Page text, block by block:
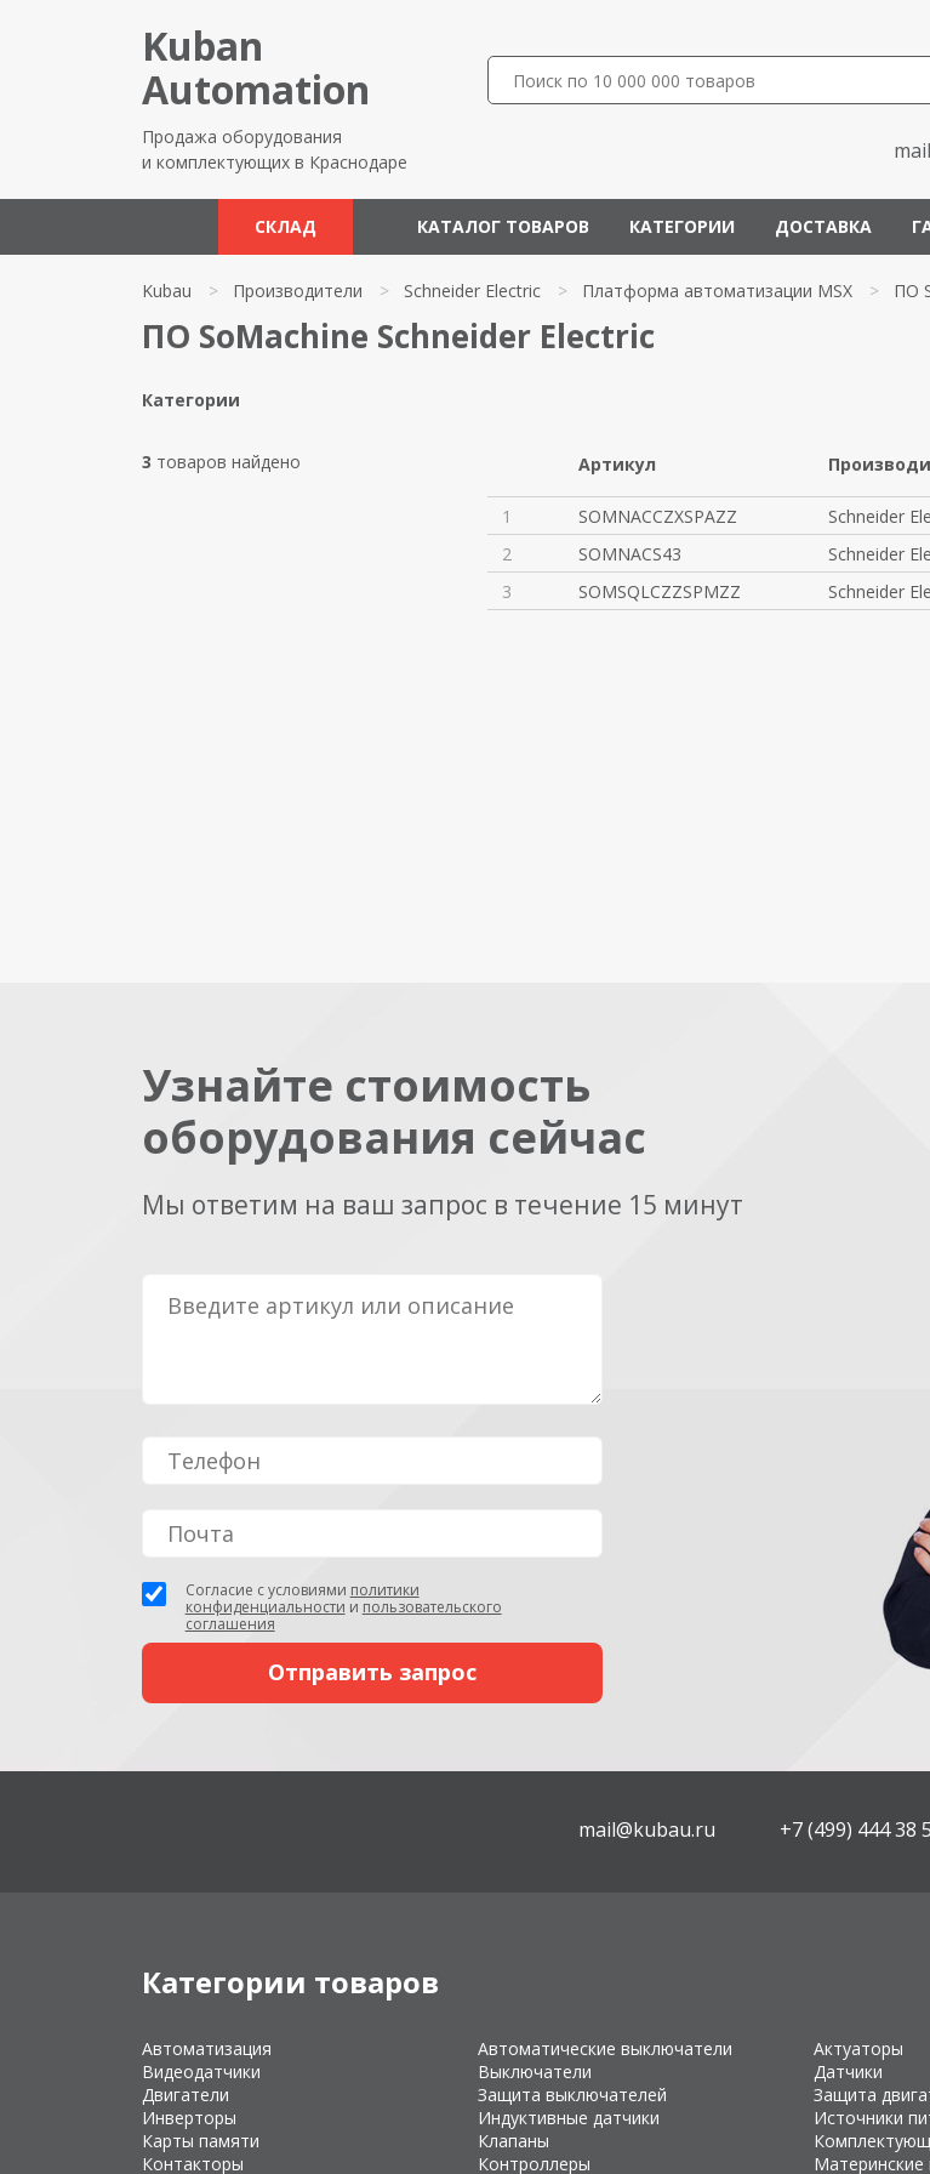
Kuban
Automation
Продажа оборудования
и комплектующих в Краснодаре
СКЛАД КАТАЛОГ ТОВАРОВ КАТЕГОРИИ ДОСТАВКА
Kubau > Производители > Schneider Electric > Платформа автоматизации MSX > ПО
ПО SoMachine Schneider Electric
Категории
3 товаров найдено Артикул
1 SOMNACCZXSPAZZ Schneider
2 SOMNACS43 Schneider
3 SOMSQLCZZSPMZZ Schneider
Узнайте стоимость
оборудования сейчас
Мы ответим на ваш запрос в течение 15 минут
Согласие с условиями политики
конфиденциальности и пользовательского
соглашения
mail@kubau.ru +7 (499) 444 38
Категории товаров
Автоматизация Автоматические выключатели Актуаторы
Видеодатчики
Выключатели Датчики
Двигатели
Защита выключателей Защита
Инверторы
Индуктивные датчики Источники
Карты памяти
Клапаны
Контакторы
Контроллеры Материнские